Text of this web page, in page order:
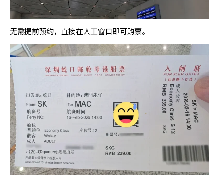
无需提前预约，直接在人工窗口即可购票。